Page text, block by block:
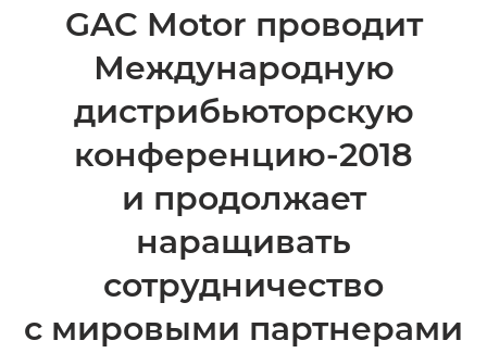
GAC Motor проводит
Международную
дистрибьюторскую
конференцию-2018
и продолжает
наращивать
сотрудничество
с мировыми партнерами